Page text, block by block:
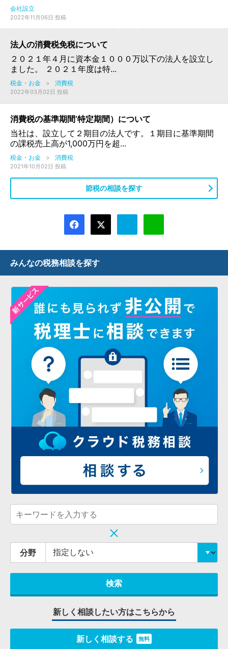
会社設立
2022年11月06日 投稿
法人の消費税免税について
２０２１年４月に資本金１０００万以下の法人を設立し
ました。 ２０２１年度は特...
税金・お金 > 消費税
2022年03月02日 投稿
消費税の基準期間’特定期間）について
当社は、設立して２期目の法人です。１期目に基準期間
の課税売上高が1,000万円を超...
税金・お金 > 消費税
2021年10月02日 投稿
節税の相談を探す
みんなの税務相談を探す
分野
新しく相談したい方はこちらから
新しく相談する 無料